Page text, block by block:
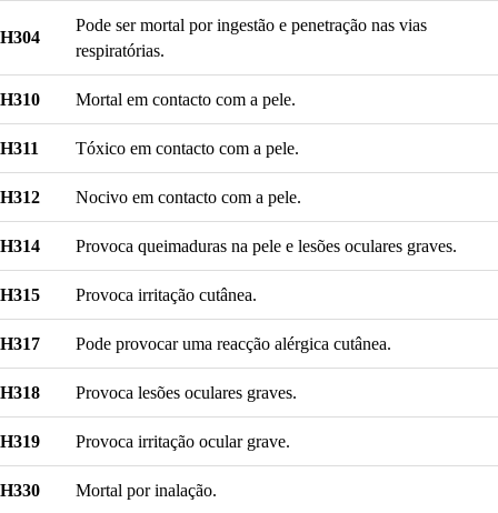
H304
Pode ser mortal por ingestão e penetração nas vias
respiratórias.
H310 Mortal em contacto com a pele.
H311 Tóxico em contacto com a pele.
H312 Nocivo em contacto com a pele.
H314 Provoca queimaduras na pele e lesões oculares graves.
H315 Provoca irritação cutânea.
H317 Pode provocar uma reacção alérgica cutânea.
H318 Provoca lesões oculares graves.
H319 Provoca irritação ocular grave.
H330 Mortal por inalação.